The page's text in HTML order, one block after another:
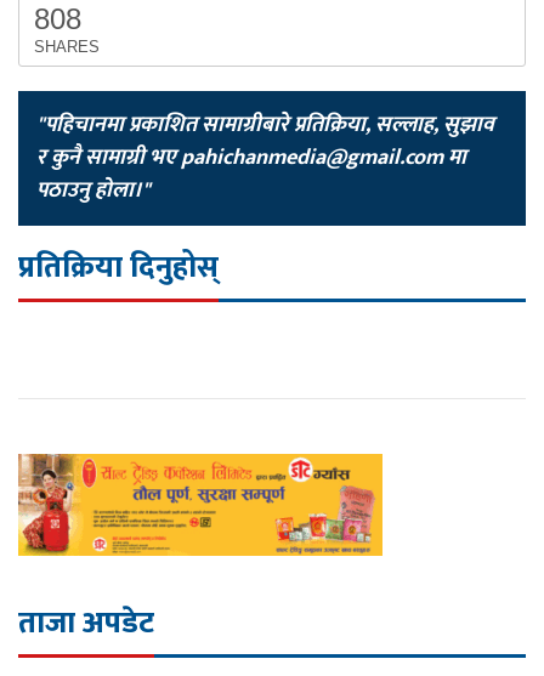
808
SHARES
"पहिचानमा प्रकाशित सामाग्रीबारे प्रतिक्रिया, सल्लाह, सुझाव
र कुनै सामाग्री भएpahichanmedia@gmail.comमा
पठाउनु होला।"
प्रतिक्रिया दिनुहोस्
ताजा अपडेट